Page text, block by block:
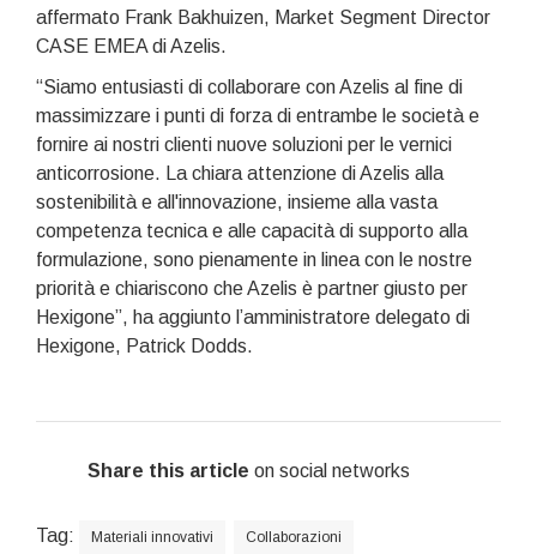
affermato Frank Bakhuizen, Market Segment Director
CASE EMEA di Azelis.
“Siamo entusiasti di collaborare con Azelis al fine di
massimizzare i punti di forza di entrambe le società e
fornire ai nostri clienti nuove soluzioni per le vernici
anticorrosione. La chiara attenzione di Azelis alla
sostenibilità e all'innovazione, insieme alla vasta
competenza tecnica e alle capacità di supporto alla
formulazione, sono pienamente in linea con le nostre
priorità e chiariscono che Azelis è partner giusto per
Hexigone”, ha aggiunto l’amministratore delegato di
Hexigone, Patrick Dodds.
Share this article on social networks
Tag: Materiali innovativi Collaborazioni